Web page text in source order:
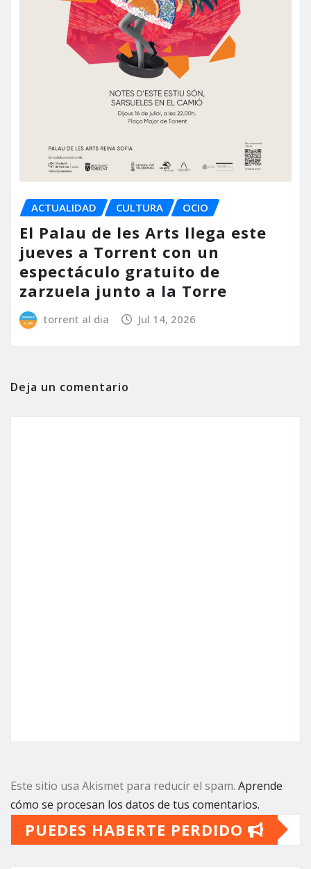
ACTUALIDAD CULTURA OCIO
El Palau de les Arts llega este
jueves a Torrent con un
espectáculo gratuito de
zarzuela junto a la Torre
torrent al dia Jul 14, 2026
Deja un comentario
Este sitio usa Akismet para reducir el spam. Aprende
cómo se procesan los datos de tus comentarios.
PUEDES HABERTE PERDIDO